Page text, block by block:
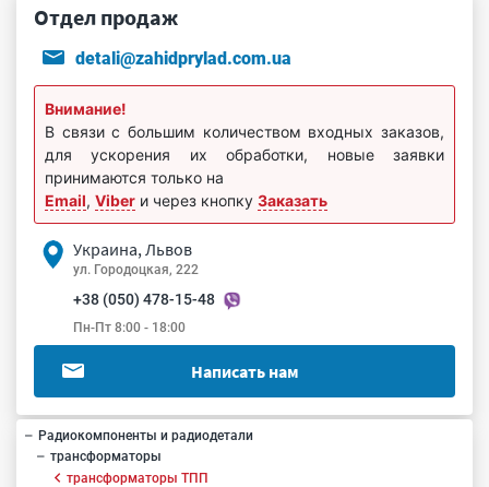
Отдел продаж
detali@zahidprylad.com.ua
Внимание!
В связи с большим количеством входных заказов,
для ускорения их обработки, новые заявки
принимаются только на
Email, Viber и через кнопку Заказать
Украина, Львов
ул. Городоцкая, 222
+38 (050) 478-15-48
Пн-Пт 8:00 - 18:00
Написать нам
Радиокомпоненты и радиодетали
трансформаторы
трансформаторы ТПП